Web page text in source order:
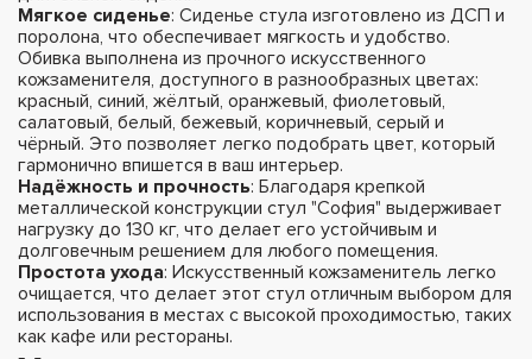
Мягкое сиденье: Сиденье стула изготовлено из ДСП и
поролона, что обеспечивает мягкость и удобство.
Обивка выполнена из прочного искусственного
кожзаменителя, доступного в разнообразных цветах:
красный, синий, жёлтый, оранжевый, фиолетовый,
салатовый, белый, бежевый, коричневый, серый и
чёрный. Это позволяет легко подобрать цвет, который
гармонично впишется в ваш интерьер.
Надёжность и прочность: Благодаря крепкой
металлической конструкции стул "София" выдерживает
нагрузку до 130 кг, что делает его устойчивым и
долговечным решением для любого помещения.
Простота ухода: Искусственный кожзаменитель легко
очищается, что делает этот стул отличным выбором для
использования в местах с высокой проходимостью, таких
как кафе или рестораны.